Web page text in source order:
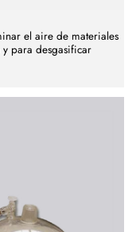
el aire de materiales
para desgasificar